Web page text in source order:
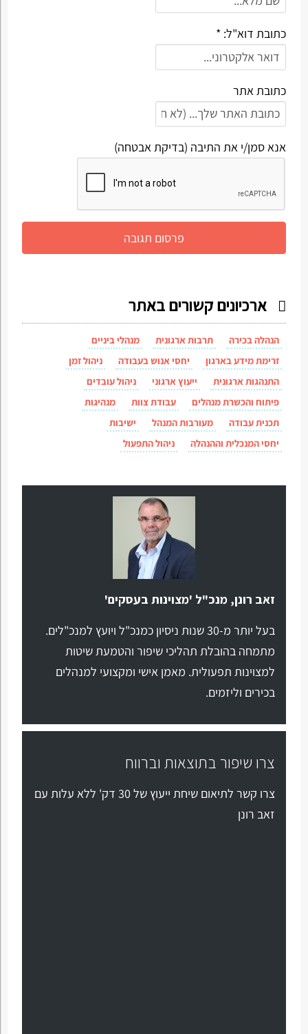
כתובת דוא"ל: *
כתובת אתר
אנא סמן/י את התיבה (בדיקת אבטחה)
ארכיונים קשורים באתר
הנהלה בכירה תרבות ארגונית
מנהלי ביניים
זרימת מידע בארגון
יחסי אנוש בעבודה
ניהול זמן
התנהגות ארגונית
ייעוץ ארגוני
ניהול עובדים
פיתוח והכשרת מנהלים
עבודת צוות
מנהיגות
תכנית עבודה
מעורבות המנהל
ישיבות
יחסי המנכלית וההנהלה
ניהול התפעול
זאב רונן, מנכ"ל 'מצוינות בעסקים'
בעל יותר מ-30 שנות ניסיון כמנכ"ל ויועץ למנכ"לים.
מתמחה בהובלת תהליכי שיפור והטמעת שיטות
למצוינות תפעולית. מאמן אישי ומקצועי למנהלים
בכירים וליזמים.
צרו שיפור בתוצאות וברווח
צרו קשר לתיאום שיחת ייעוץ של 30 דק' ללא עלות עם
זאב רונן